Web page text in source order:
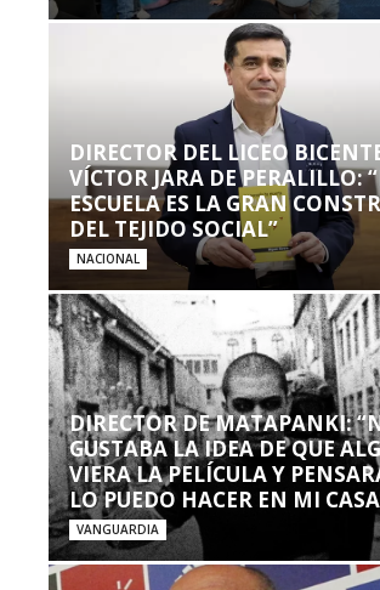
DIRECTOR DEL LICEO
VÍCTOR JARA DE PERALILLO:
ESCUELA ES LA GRAN
DEL TEJIDO SOCIAL”
NACIONAL
DIRECTOR DE MATAPANKI:
GUSTABA LA IDEA DE QUE
VIERA LA PELÍCULA Y
LO PUEDO HACER EN MI
VANGUARDIA